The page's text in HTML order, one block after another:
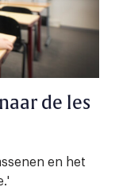
de les
en het